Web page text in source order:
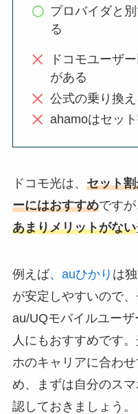
プロバイダと
る
ドコモユーザ
がある
公式の乗り換
ahamoはセッ
ドコモ光は、 セット
ーにはおすすめですが
あまりメリットがない
例えば、 auひかり は
が安定しやすいので
au/UQモバイルユー
人にもおすすめです
ホのキャリアに合わ
め、まずは自分のス
認しておきましょう。